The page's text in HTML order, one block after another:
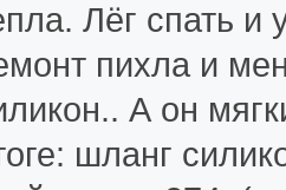
Лёг спать и
пихла и
А он
шланг